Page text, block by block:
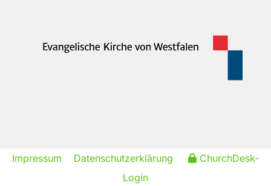
Impressum Datenschutzerklärung
ChurchDesk-
Login